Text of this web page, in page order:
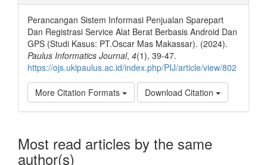
Perancangan Sistem Informasi Penjualan Sparepart
Dan Registrasi Service Alat Berat Berbasis Android Dan
GPS (Studi Kasus: PT.Oscar Mas Makassar). (2024).
Paulus Informatics Journal, 4(1), 39-47.
https://ojs.ukipaulus.ac.id/index.php/PIJ/article/view/802
More Citation Formats Download Citation
Most read articles by the same
author(s)